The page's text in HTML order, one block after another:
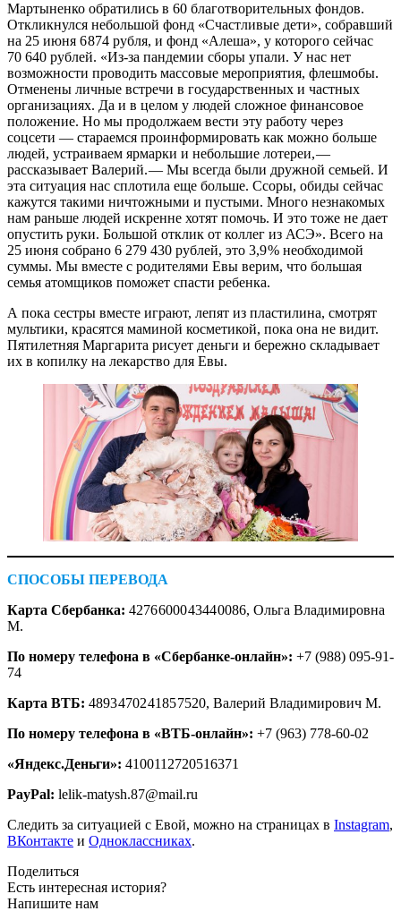
Мартыненко обратились в 60 благотворительных фондов.
Откликнулся небольшой фонд «Счастливые дети», собравший
на 25 июня 6 874 рубля, и фонд «Алеша», у которого сейчас
70 640 рублей. «Из-за пандемии сборы упали. У нас нет
возможности проводить массовые мероприятия, флешмобы.
Отменены личные встречи в государственных и частных
организациях. Да и в целом у людей сложное финансовое
положение. Но мы продолжаем вести эту работу через
соцсети — ​стараемся проинформировать как можно больше
людей, устраиваем ярмарки и небольшие лотереи, — ​
рассказывает Валерий. — ​Мы всегда были дружной семьей. И
эта ситуация нас сплотила еще больше. Ссоры, обиды сейчас
кажутся такими ничтожными и пустыми. Много незнакомых
нам раньше людей искренне хотят помочь. И это тоже не дает
опустить руки. Большой отклик от коллег из АСЭ». Всего на
25 июня собрано 6 279 430 рублей, это 3,9 % необходимой
суммы. Мы вместе с родителями Евы верим, что большая
семья атомщиков поможет спасти ребенка.
А пока сестры вместе играют, лепят из пластилина, смотрят
мультики, красятся маминой косметикой, пока она не видит.
Пятилетняя Маргарита рисует деньги и бережно складывает
их в копилку на лекарство для Евы.
СПОСОБЫ ПЕРЕВОДА
Карта Сбербанка: 4276 6000 4344 0086, Ольга Владимировна
М.
По номеру телефона в «Сбербанке-онлайн»: +7 (988) 095-91-
74
Карта ВТБ: 4893 4702 4185 7520, Валерий Владимирович М.
По номеру телефона в «ВТБ-онлайн»: +7 (963) 778-60-02
«Яндекс.Деньги»: 4100112720516371
PayPal: lelik-matysh.87@mail.ru
Следить за ситуацией с Евой, можно на страницах в Instagram,
ВКонтакте и Одноклассниках.
Поделиться
Есть интересная история?
Напишите нам